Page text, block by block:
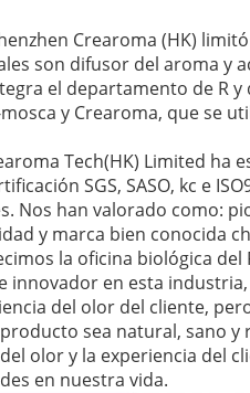
Crearoma (HK)
son difusor del aroma y
el departamento de R
y Crearoma, que se
Tech(HK) Limited ha
SGS, SASO, kc e
Nos han valorado como:
y marca bien conocida
la oficina biológica del
innovador en esta
del olor del cliente,
sea natural, sano
olor y la experiencia del
en nuestra vida.